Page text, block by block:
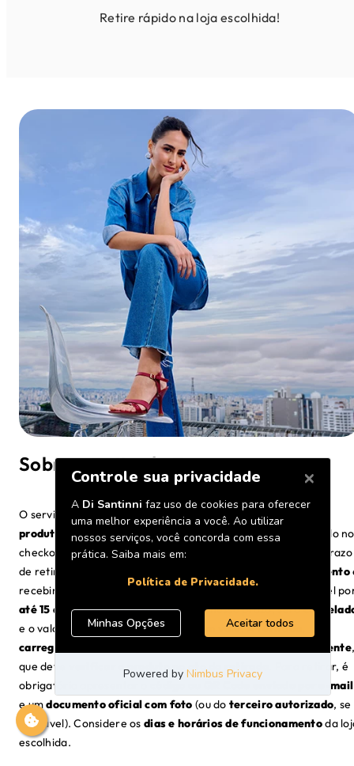
Retire rápido na loja escolhida!
Sobre a Retirada Expressa
O serviço de retirada em loja física
está disponível para
produtos e localidades selecionadas no Brasil, sendo exibido no
checkout caso haja estoque próximo ao
. O prazo
de retirada é de
confirmação do pagamento
recebimento do
e-mail de liberação. O pedido fica disponível
até 15 dias corridos; se não retirado nesse prazo, será
e o valor
restituído ou convertido em vale. Aretirada,
carregamento e transporte
responsabilidade do cliente
que deve
verificar o produto no ato da retirada
. Para retirar, é
obrigatório apresentar o
código ou QR Code enviado por e-mail
e umdocumento oficial com foto (ou do terceiro autorizado, se
aplicável). Considere os dias e horários de funcionamentoda
escolhida.